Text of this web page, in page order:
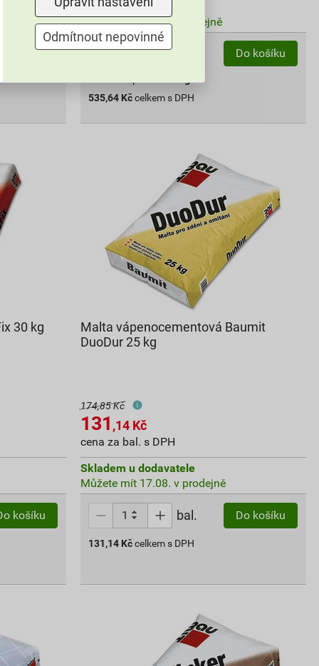
Do košíku
V centrálním skladu
Můžete mít 10. 8. v prodejně
Do košíku
535,64 Kč celkem s DPH
30 kg
košíku
Malta vápenocementová Baumit
DuoDur 25 kg
174,85 Kč
131 ,14Kč
cena za bal. s DPH
Skladem u dodavatele
Můžete mít 17.08. v prodejně
bal. Do košíku
131,14 Kč celkem s DPH
Odmítnout nepovinné